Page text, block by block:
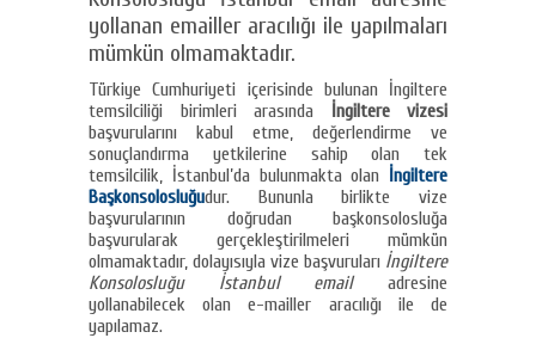
yollanan emailler aracılığı ile yapılmaları
mümkün olmamaktadır.
Türkiye Cumhuriyeti içerisinde bulunan İngiltere
temsilciliği birimleri arasında
İngiltere vizesi
başvurularını kabul etme, değerlendirme ve
sonuçlandırma yetkilerine sahip olan tek
temsilcilik, İstanbul’da bulunmakta olan İngiltere
Başkonsolosluğudur. Bununla birlikte vize
başvurularının doğrudan başkonsolosluğa
başvurularak gerçekleştirilmeleri mümkün
olmamaktadır, dolayısıyla vize başvuruları İngiltere
Konsolosluğu İstanbul emailadresine
yollanabilecek olan e-mailler aracılığı ile de
yapılamaz.